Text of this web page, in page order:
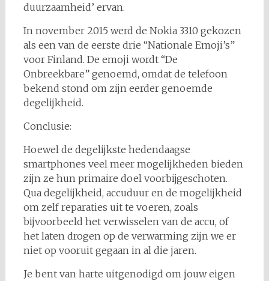
duurzaamheid’ ervan.
In november 2015 werd de Nokia 3310 gekozen
als een van de eerste drie “Nationale Emoji’s”
voor Finland. De emoji wordt “De
Onbreekbare” genoemd, omdat de telefoon
bekend stond om zijn eerder genoemde
degelijkheid.
Conclusie:
Hoewel de degelijkste hedendaagse
smartphones veel meer mogelijkheden bieden
zijn ze hun primaire doel voorbijgeschoten.
Qua degelijkheid, accuduur en de mogelijkheid
om zelf reparaties uit te voeren, zoals
bijvoorbeeld het verwisselen van de accu, of
het laten drogen op de verwarming zijn we er
niet op vooruit gegaan in al die jaren.
Je bent van harte uitgenodigd om jouw eigen